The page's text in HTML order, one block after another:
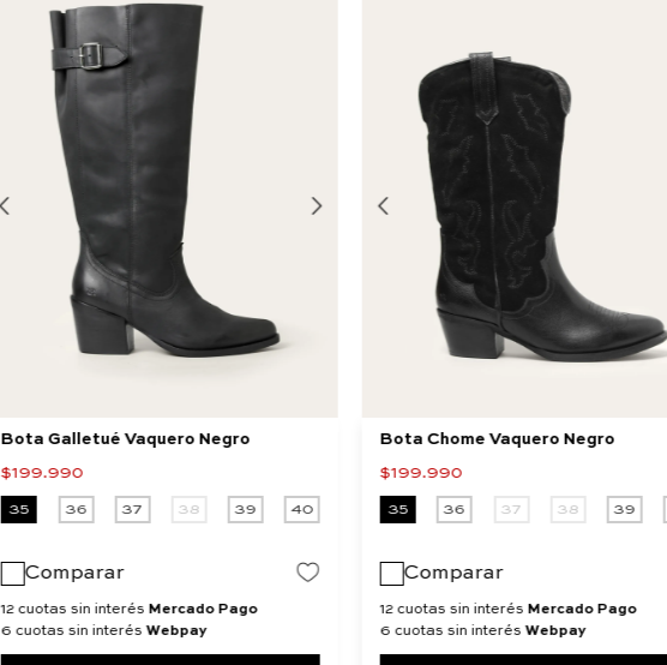
Bota Galletué Vaquero Negro
$199.990
35 36 37 38 39 40
Comparar
12 cuotas sin interésMercado Pago
6 cuotas sin interésWebpay
Bota Chome Vaquero Negro
$199.990
35 36 37 38 39
Comparar
12 cuotas sin interés Mercado Pago
6 cuotas sin interés Webpay